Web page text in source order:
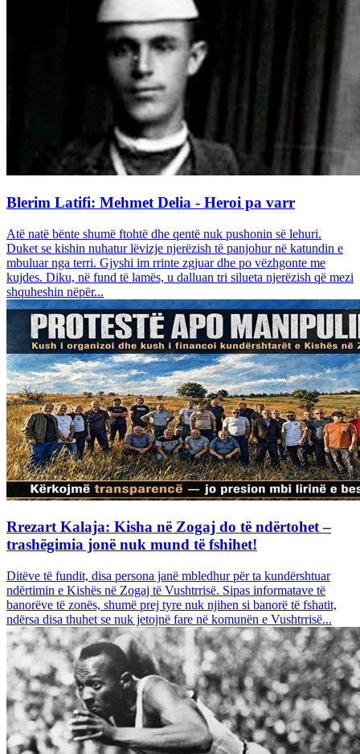
Blerim Latifi: Mehmet Delia - Heroi pa varr
Atë natë bënte shumë ftohtë dhe qentë nuk pushonin së lehuri.
Duket se kishin nuhatur lëvizje njerëzish të panjohur në katundin e
mbuluar nga terri. Gjyshi im rrinte zgjuar dhe po vëzhgonte me
kujdes. Diku, në fund të lamës, u dalluan tri silueta njerëzish që mezi
shquheshin nëpër...
Rrezart Kalaja: Kisha në Zogaj do të ndërtohet –
trashëgimia jonë nuk mund të fshihet!
Ditëve të fundit, disa persona janë mbledhur për ta kundërshtuar
ndërtimin e Kishës në Zogaj të Vushtrrisë. Sipas informatave të
banorëve të zonës, shumë prej tyre nuk njihen si banorë të fshatit,
ndërsa disa thuhet se nuk jetojnë fare në komunën e Vushtrrisë...